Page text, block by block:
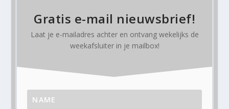
Gratis e-mail nieuwsbrief!
Laat je e-mailadres achter en ontvang wekelijks de
weekafsluiter in je mailbox!